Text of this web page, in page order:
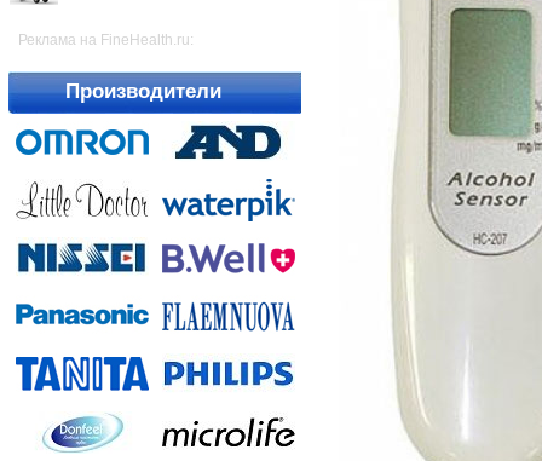
Реклама на FineHealth.ru:
Производители